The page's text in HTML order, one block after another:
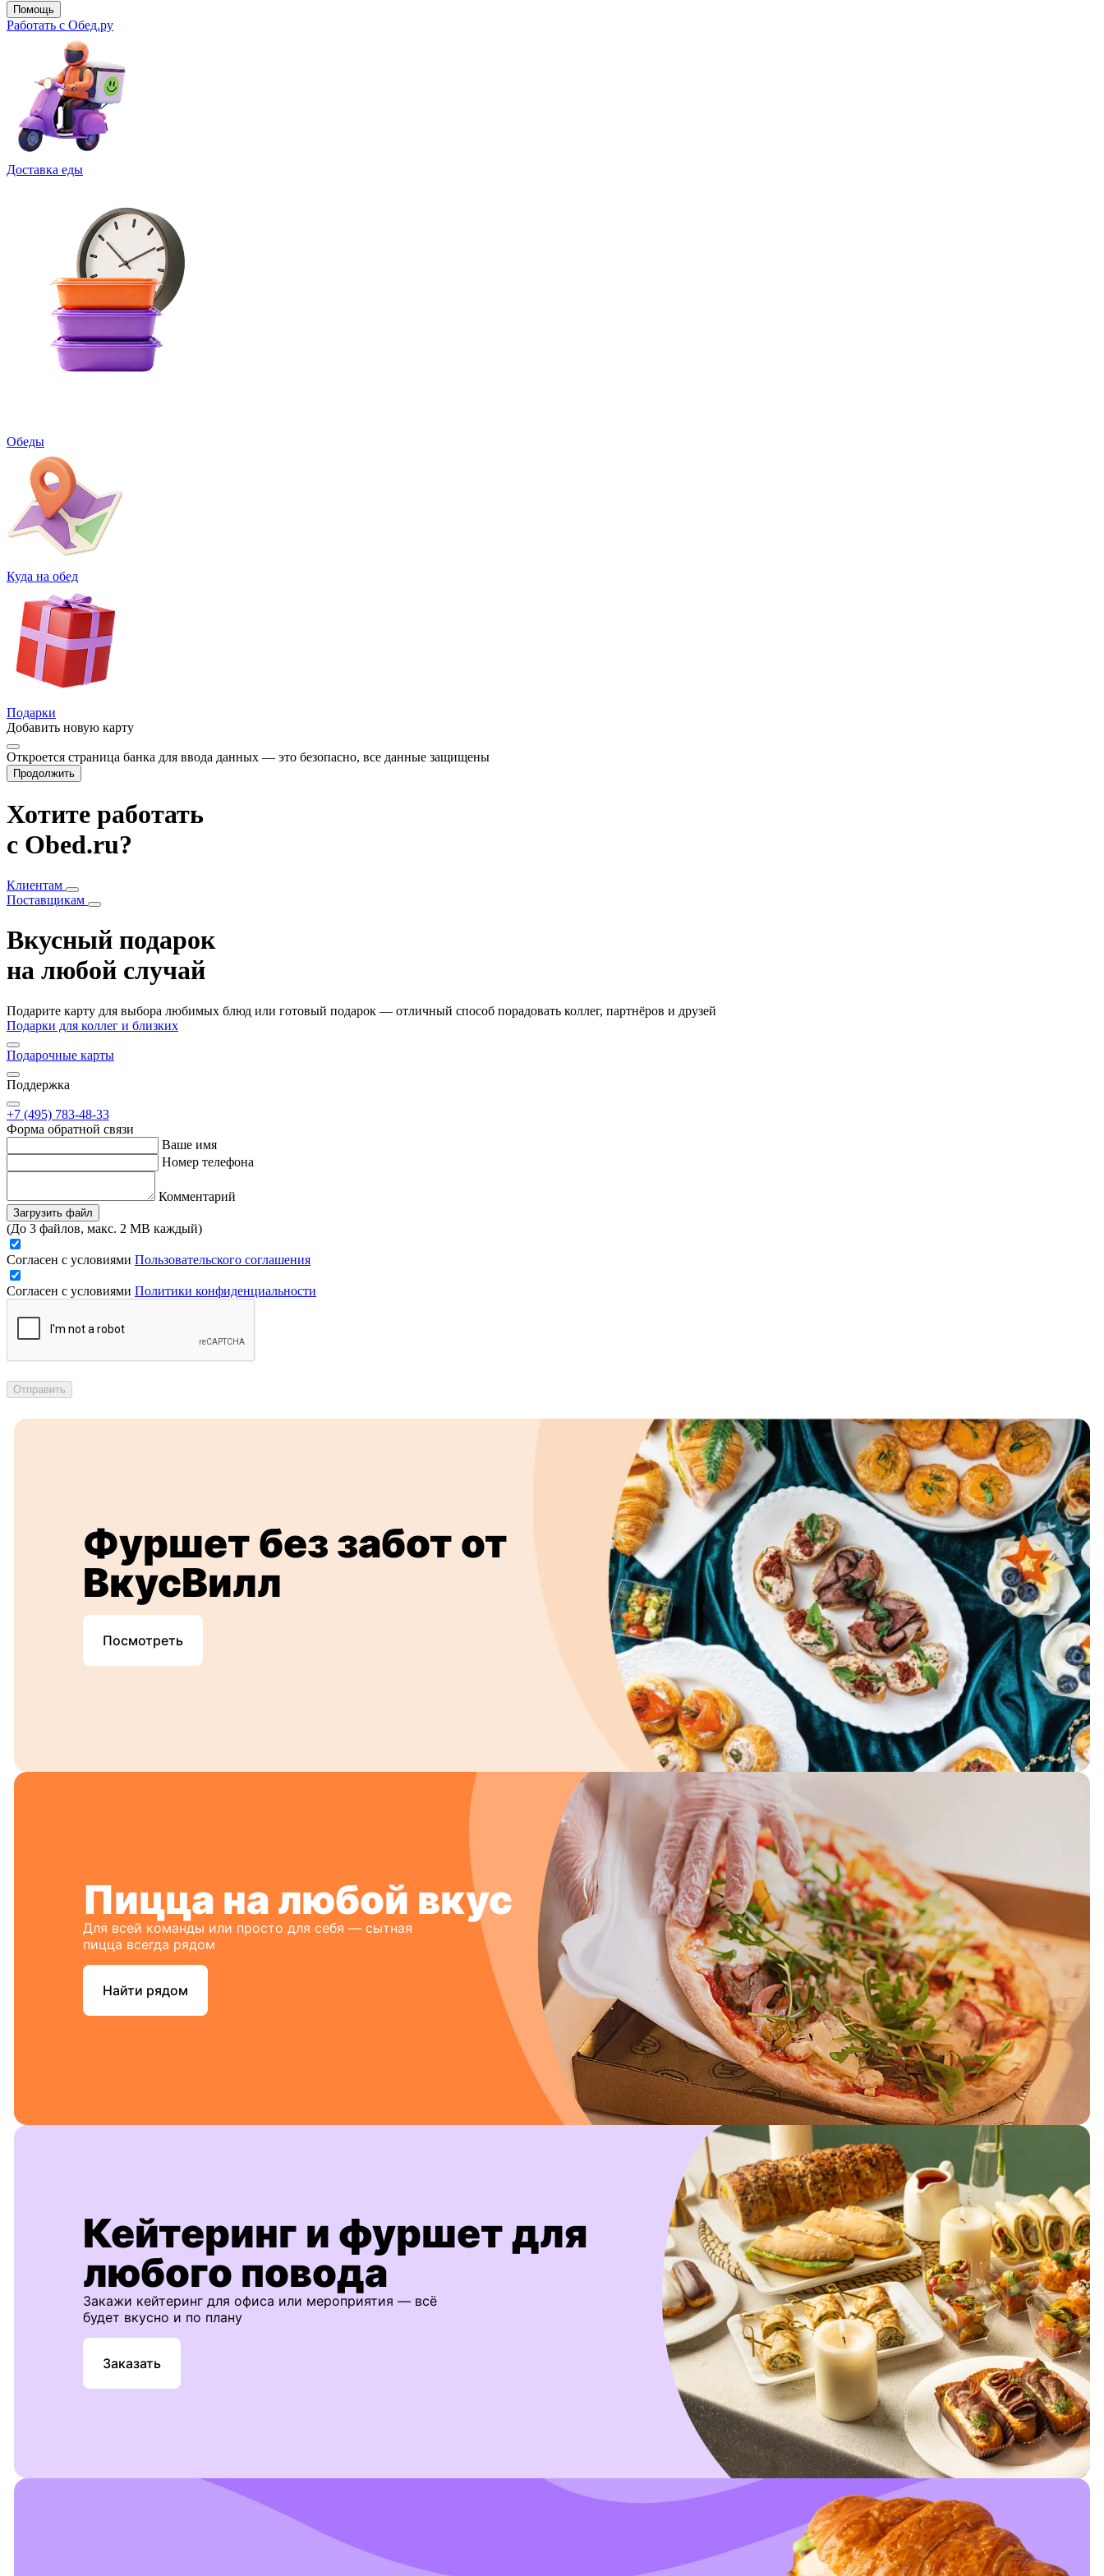
Помощь
Работать с Обед.ру
Доставка еды
Обеды
Куда на обед
Подарки
Добавить новую карту
Откроется страница банка для ввода данных — это безопасно, все данные защищены
Продолжить
Хотите работать
с Obed.ru?
Клиентам
Поставщикам
Вкусный подарок
на любой случай
Подарите карту для выбора любимых блюд или готовый подарок — отличный способ порадовать коллег, партнёров и друзей
Подарки для коллег и близких
Подарочные карты
Поддержка
+7 (495) 783-48-33
Форма обратной связи
Ваше имя
Номер телефона
Комментарий
Загрузить файл
(До 3 файлов, макс. 2 MB каждый)
Согласен с условиями Пользовательского соглашения
Согласен с условиями Политики конфиденциальности
Отправить
Фуршет без забот от
ВкусВилл
Посмотреть
Пицца на любой вкус
Для всей команды или просто для себя — сытная
пицца всегда рядом
Найти рядом
Кейтеринг и фуршет для
любого повода
Закажи кейтеринг для офиса или мероприятия — всё
будет вкусно и по плану
Заказать